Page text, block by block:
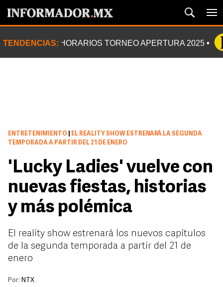
TENDENCIAS: HORARIOS TORNEO APERTURA 2025
ENTRETENIMIENTO
EL REALITY SHOW ESTRENARÁ LA SEGUNDA
TEMPORADA A PARTIR DEL 21 DE ENERO
'Lucky Ladies' vuelve con
nuevas fiestas, historias
y más polémica
El reality show estrenará los nuevos capítulos
de la segunda temporada a partir del 21 de
enero
Por: NTX